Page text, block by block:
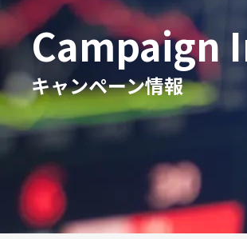
Campaign
キャンペーン情報